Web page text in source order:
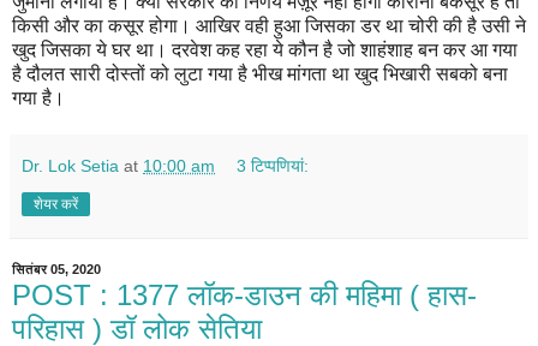
किसी और का कसूर होगा। आखिर वही हुआ जिसका डर था चोरी की है उसी ने
खुद जिसका ये घर था। दरवेश कह रहा ये कौन है जो शाहंशाह बन कर आ गया
है दौलत सारी दोस्तों को लुटा गया है भीख मांगता था खुद भिखारी सबको बना
गया है।
Dr. Lok Setia at 10:00 am 3 टिप्‍पणियां:
शेयर करें
सितंबर 05, 2020
POST : 1377 लॉक-डाउन की महिमा ( हास-
परिहास ) डॉ लोक सेतिया